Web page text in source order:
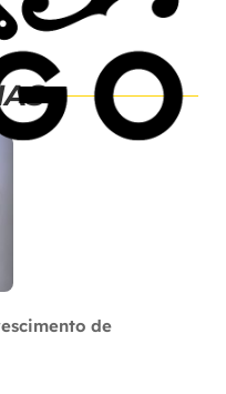
de